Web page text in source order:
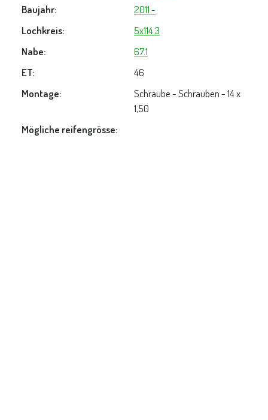
Baujahr:
2011 -
Lochkreis:
5x114.3
Nabe:
67.1
ET:
46
Montage:
Schraube - Schrauben - 14 x
1,50
Mögliche reifengrösse: